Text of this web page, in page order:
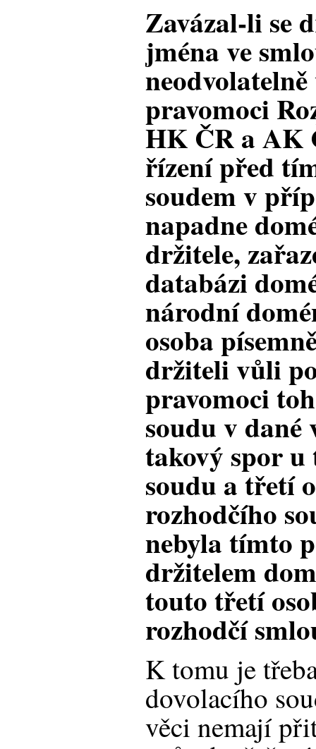
Zavázal-li se
jména ve
pravomoci
HK ČR a AK
řízení před
soudem v
napadne
držitele,
databázi
národní
osoba
držiteli vůli
pravomoci
soudu v dané
takový spor
soudu a třetí
rozhodčího
nebyla tímto
držitelem
touto třetí
rozhodčí
K tomu je
dovolacího
věci nemají